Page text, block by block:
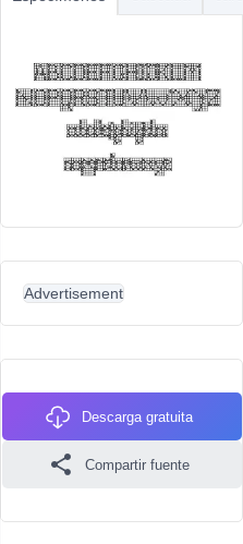
Advertisement
Descarga gratuita
Compartir fuente